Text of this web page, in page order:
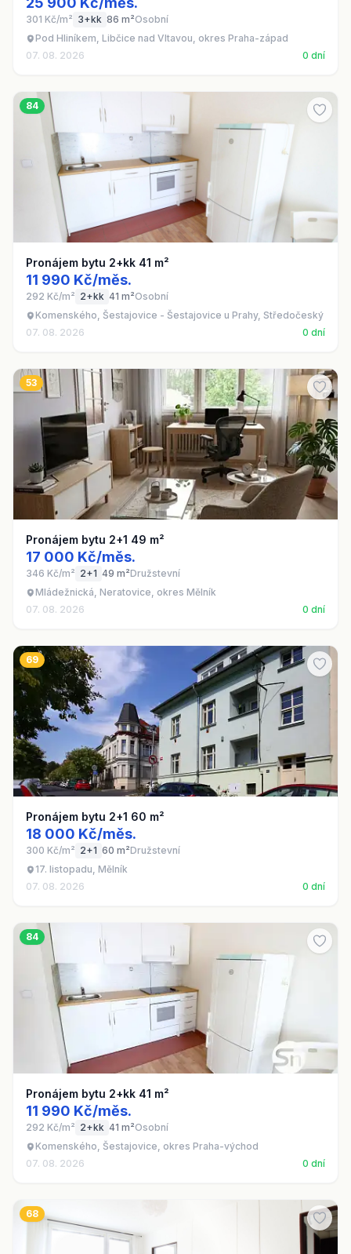
301 Kč/m² 3+kk 86 m²Osobní
Pod Hliníkem, Libčice nad Vltavou, okres Praha-západ
07. 08. 2026
0 dní
84
Pronájem bytu 2+kk 41 m²
11 990 Kč/měs.
292 Kč/m² 2+kk 41 m²Osobní
Komenského, Šestajovice - Šestajovice u Prahy, Středočeský kraj
07. 08. 2026
0 dní
53
Pronájem bytu 2+1 49 m²
17 000 Kč/měs.
346 Kč/m² 2+1 49 m²Družstevní
Mládežnická, Neratovice, okres Mělník
07. 08. 2026
0 dní
69
Pronájem bytu 2+1 60 m²
18 000 Kč/měs.
300 Kč/m² 2+1 60 m²Družstevní
17. listopadu, Mělník
07. 08. 2026
0 dní
84
Pronájem bytu 2+kk 41 m²
11 990 Kč/měs.
292 Kč/m² 2+kk 41 m²Osobní
Komenského, Šestajovice, okres Praha-východ
07. 08. 2026
0 dní
68